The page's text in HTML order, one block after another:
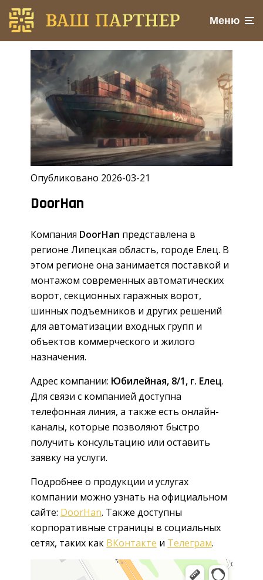
Меню
Опубликовано 2026-03-21
DoorHan
Компания DoorHan представлена в
регионе Липецкая область, городе Елец. В
этом регионе она занимается поставкой и
монтажом современных автоматических
ворот, секционных гаражных ворот,
шинных подъемников и других решений
для автоматизации входных групп и
объектов коммерческого и жилого
назначения.
Адрес компании: Юбилейная, 8/1, г. Елец.
Для связи с компанией доступна
телефонная линия, а также есть онлайн-
каналы, которые позволяют быстро
получить консультацию или оставить
заявку на услуги.
Подробнее о продукции и услугах
компании можно узнать на официальном
сайте: DoorHan. Также доступны
корпоративные страницы в социальных
сетях, таких как ВКонтакте и Телеграм.